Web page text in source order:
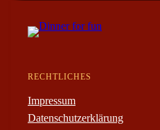
RECHTLICHES
Impressum
Datenschutzerklärung